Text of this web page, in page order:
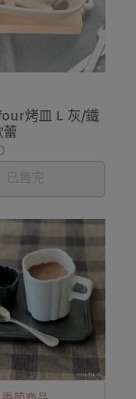
烤皿 L 灰/鐵
已售完